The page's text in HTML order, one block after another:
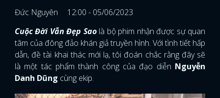
Đức Nguyên
12:00 - 05/06/2023
Cuộc Đời Vẫn Đẹp Sao là bộ phim nhận được sự quan
tâm của đông đảo khán giả truyền hình. Với tình tiết hấp
dẫn, đề tài khai thác mới lạ, tôi đoán chắc rằng đây sẽ
là một tác phẩm thành công của đạo diễn Nguyễn
Danh Dũng cùng ekip.